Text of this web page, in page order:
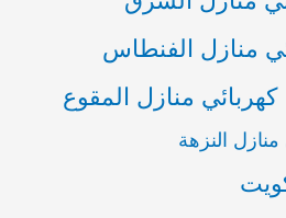
منازل الفنطاس
كهربائي منازل المقوع
النزهة